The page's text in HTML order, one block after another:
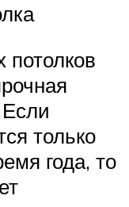
потолков
только
года, то